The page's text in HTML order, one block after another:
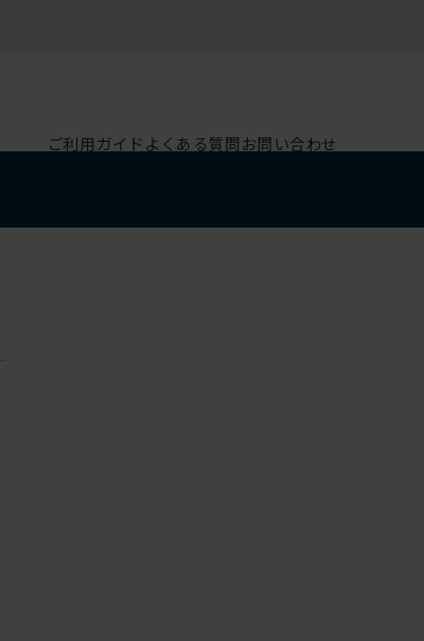
ご利用ガイド よくある質問お問い合わせ